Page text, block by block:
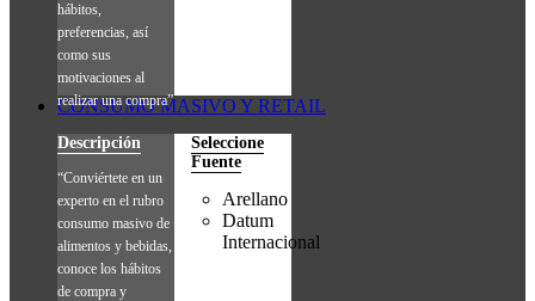
hábitos,
preferencias, así
como sus
motivaciones al
realizar una compra”
CONSUMO MASIVO Y RETAIL
Descripción
“Conviértete en un
experto en el rubro
consumo masivo de
alimentos y bebidas,
conoce los hábitos
de compra y
Seleccione
Fuente
Arellano
Datum
Internacional